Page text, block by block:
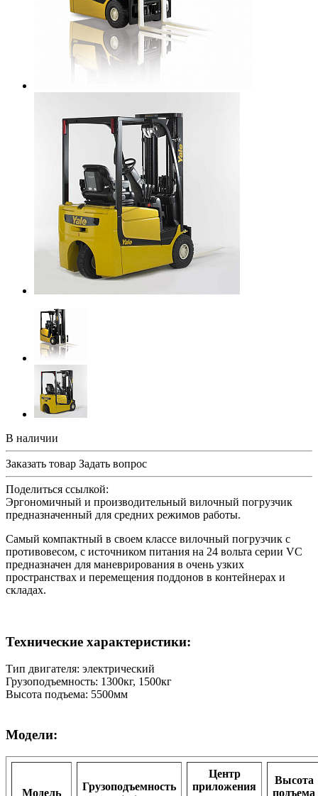
В наличии
Заказать товар Задать вопрос
Поделиться ссылкой:
Эргономичный и производительный вилочный погрузчик
предназначенный для средних режимов работы.
Самый компактный в своем классе вилочный погрузчик с
противовесом, с источником питания на 24 вольта серии VC
предназначен для маневрирования в очень узких
пространствах и перемещения поддонов в контейнерах и
складах.
Технические характеристики:
Тип двигателя: электрический
Грузоподъемность: 1300кг, 1500кг
Высота подъема: 5500мм
Модели:
Модель
Грузоподъемность
Центр
приложения
Высота
подъема